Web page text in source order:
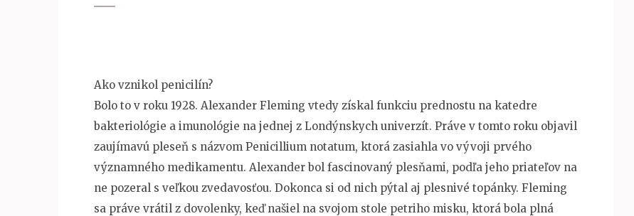
Ako vznikol penicilín?
Bolo to v roku 1928. Alexander Fleming vtedy získal funkciu prednostu na katedre
bakteriológie a imunológie na jednej z Londýnskych univerzít. Práve v tomto roku objavil
zaujímavú pleseň s názvom Penicillium notatum, ktorá zasiahla vo vývoji prvého
významného medikamentu. Alexander bol fascinovaný plesňami, podľa jeho priateľov na
ne pozeral s veľkou zvedavosťou. Dokonca si od nich pýtal aj plesnivé topánky. Fleming
sa práve vrátil z dovolenky, keď našiel na svojom stole petriho misku, ktorá bola plná